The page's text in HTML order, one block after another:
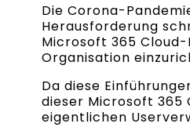
Die Corona-
Herausforderung
Microsoft 365
Organisation
Da diese
dieser Microsoft
eigentlichen